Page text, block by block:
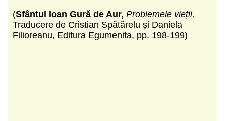
(Sfântul Ioan Gură de Aur, Problemele vieții,
Traducere de Cristian Spătărelu și Daniela
Filioreanu, Editura Egumenița, pp. 198-199)